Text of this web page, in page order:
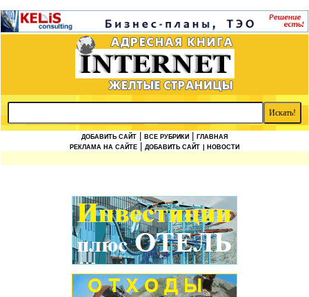
ДОБАВИТЬ САЙТ ВСЕ РУБРИКИ
ГЛАВНАЯ
РЕКЛАМА НА САЙТЕ
ДОБАВИТЬ САЙТ | НОВОСТИ